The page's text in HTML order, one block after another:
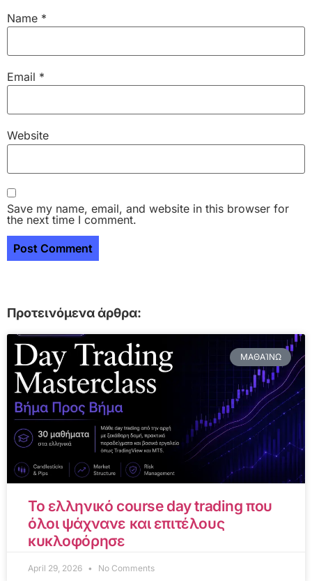
Name *
Email *
Website
Save my name, email, and website in this browser for
the next time I comment.
Προτεινόμενα άρθρα:
ΜΑΘΑΊΝΩ
Το ελληνικό course day trading που
όλοι ψάχνανε και επιτέλους
κυκλοφόρησε
April 29, 2026 No Comments